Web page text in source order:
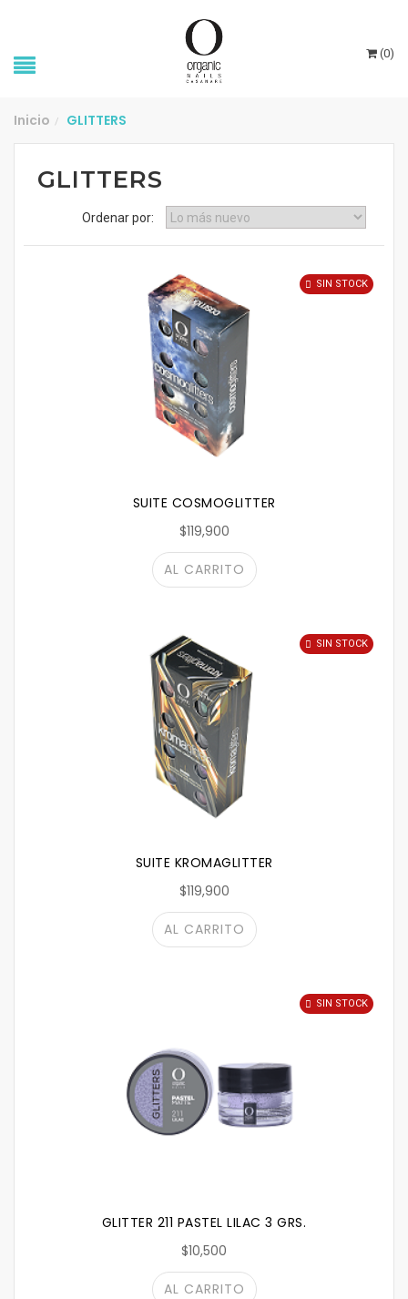
(0)
Inicio / GLITTERS
GLITTERS
Ordenar por:
SUITE COSMOGLITTER
$119,900
AL CARRITO
SIN STOCK
SUITE KROMAGLITTER
$119,900
AL CARRITO
SIN STOCK
GLITTER 211 PASTEL LILAC 3 GRS.
$10,500
AL CARRITO
SIN STOCK